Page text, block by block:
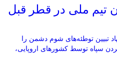
تیم ملی در قطر قبل